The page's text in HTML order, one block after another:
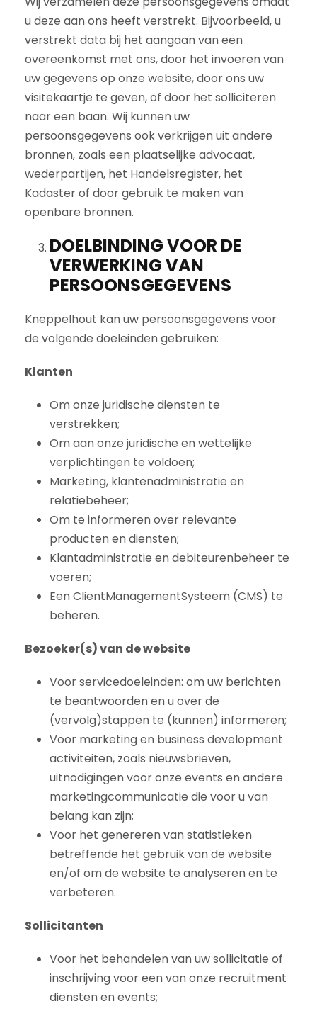
u deze aan ons heeft verstrekt. Bijvoorbeeld, u
verstrekt data bij het aangaan van een
overeenkomst met ons, door het invoeren van
uw gegevens op onze website, door ons uw
visitekaartje te geven, of door het solliciteren
naar een baan. Wij kunnen uw
persoonsgegevens ook verkrijgen uit andere
bronnen, zoals een plaatselijke advocaat,
wederpartijen, het Handelsregister, het
Kadaster of door gebruik te maken van
openbare bronnen.
DOELBINDING VOOR DE
VERWERKING VAN
PERSOONSGEGEVENS
Kneppelhout kan uw persoonsgegevens voor
de volgende doeleinden gebruiken:
Klanten
Om onze juridische diensten te
verstrekken;
Om aan onze juridische en wettelijke
verplichtingen te voldoen;
Marketing, klantenadministratie en
relatiebeheer;
Om te informeren over relevante
producten en diensten;
Klantadministratie en debiteurenbeheer te
voeren;
Een ClientManagementSysteem (CMS) te
beheren.
Bezoeker(s) van de website
Voor servicedoeleinden: om uw berichten
te beantwoorden en u over de
(vervolg)stappen te (kunnen) informeren;
Voor marketing en business development
activiteiten, zoals nieuwsbrieven,
uitnodigingen voor onze events en andere
marketingcommunicatie die voor u van
belang kan zijn;
Voor het genereren van statistieken
betreffende het gebruik van de website
en/of om de website te analyseren en te
verbeteren.
Sollicitanten
Voor het behandelen van uw sollicitatie of
inschrijving voor een van onze recruitment
diensten en events;